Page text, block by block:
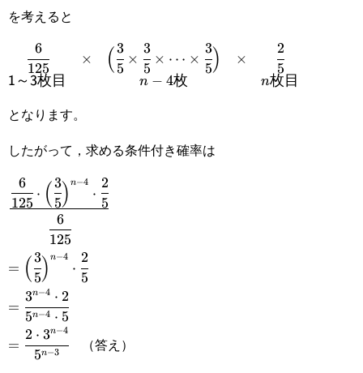
{5}\cdot\cfrac{1}
{5}\cdot\cfrac{1}
{5}
を考えると
\begin{matrix}\cfrac{6}
{125}&\times&\Big(\cfrac{3}
{5}\times\cfrac{3}
{5}\times\cdots\times\cfrac{3}
{5}\\\textsf{1～3枚目}&&n-
4\textsf{枚}&&n\textsf{枚
目}\end{matrix}
125
6
1 ～ 3枚目
× ( 5
3
×
5
3
× ⋯ ×
5
3)
n − 4枚
×
5
2
n枚目
となります。
したがって，求める条件付き確率は
\cfrac{\cfrac{6}
{125}\cdot\Big(\cfrac{3}
{5}\Big)^{n-
4}\cdot\cfrac{2}{5}}
{\cfrac{6}{125}}
125
6
125
6
⋅ ( 5
3) n−4
⋅
5
2
=\Big(\cfrac{3}
{5}\Big)^{n-
4}\cdot\cfrac{2}
{5}
= ( 5
3) n−4
⋅
5
2
=\cfrac{3^{n-
4}\cdot2}
{5^{n-
=
5n−4 ⋅ 5
3n−4 ⋅ 2
=\cfrac{2\cdot3^{n-
4}}{5^{n-3}}
=
5n−3
2 ⋅ 3n−4
（答え）